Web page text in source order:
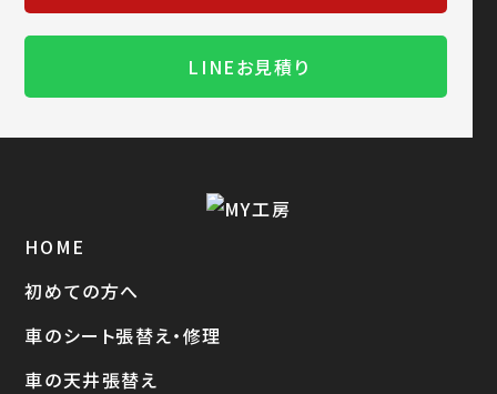
LINEお見積り
HOME
初めての方へ
車のシート張替え・修理
車の天井張替え